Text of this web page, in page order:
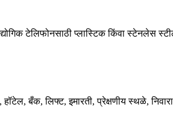
टेलिफोनसाठी प्लास्टिक किंवा स्टेनलेस
बँक, लिफ्ट, इमारती, प्रेक्षणीय स्थळे,